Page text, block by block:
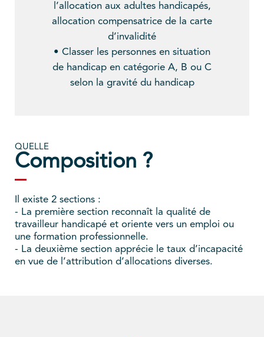
l’allocation aux adultes handicapés,
allocation compensatrice de la carte
d’invalidité
• Classer les personnes en situation
de handicap en catégorie A, B ou C
selon la gravité du handicap
QUELLE
Composition ?
Il existe 2 sections :
- La première section reconnaît la qualité de
travailleur handicapé et oriente vers un emploi ou
une formation professionnelle.
- La deuxième section apprécie le taux d’incapacité
en vue de l’attribution d’allocations diverses.